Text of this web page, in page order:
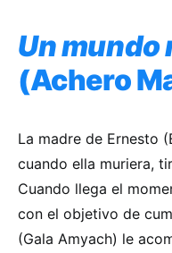
Un mundo
(Achero
La madre de Ernesto
cuando ella muriera,
Cuando llega el
con el objetivo de
(Gala Amyach) le